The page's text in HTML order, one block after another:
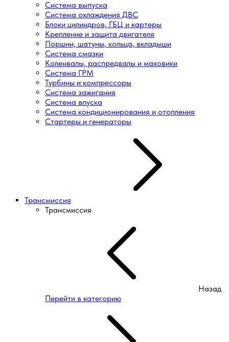
Система выпуска
Система охлаждения ДВС
Блоки цилиндров, ГБЦ и картеры
Крепление и защита двигателя
Поршни, шатуны, кольца, вкладыши
Система смазки
Коленвалы, распредвалы и маховики
Система ГРМ
Турбины и компрессоры
Система зажигания
Система впуска
Система кондиционирования и отопления
Стартеры и генераторы
Трансмиссия
Трансмиссия
Назад
Перейти в категорию